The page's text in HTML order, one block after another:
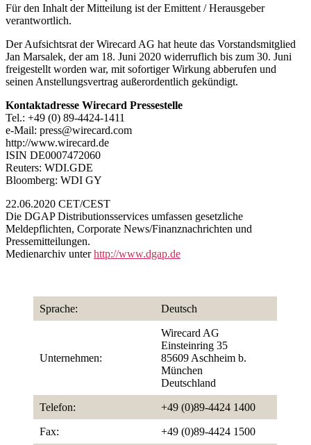
Für den Inhalt der Mitteilung ist der Emittent / Herausgeber
verantwortlich.
Der Aufsichtsrat der Wirecard AG hat heute das Vorstandsmitglied
Jan Marsalek, der am 18. Juni 2020 widerruflich bis zum 30. Juni
freigestellt worden war, mit sofortiger Wirkung abberufen und
seinen Anstellungsvertrag außerordentlich gekündigt.
Kontaktadresse Wirecard Pressestelle
Tel.: +49 (0) 89-4424-1411
e-Mail: press@wirecard.com
http://www.wirecard.de
ISIN DE0007472060
Reuters: WDI.GDE
Bloomberg: WDI GY
22.06.2020 CET/CEST
Die DGAP Distributionsservices umfassen gesetzliche
Meldepflichten, Corporate News/Finanznachrichten und
Pressemitteilungen.
Medienarchiv unterhttp://www.dgap.de
Sprache: Deutsch
Unternehmen:
Wirecard AG
Einsteinring 35
85609 Aschheim b.
München
Deutschland
Telefon: +49 (0)89-4424 1400
Fax: +49 (0)89-4424 1500